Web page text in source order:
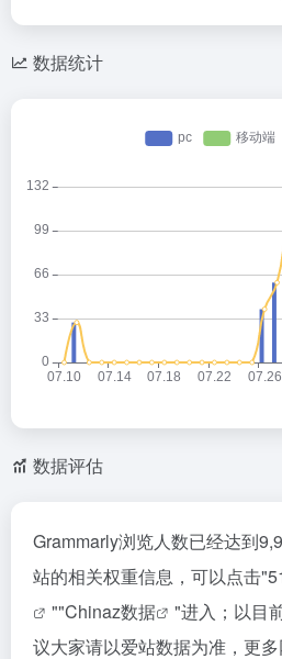
数据统计
数据评估
Grammarly浏览人数已经达到
站的相关权重信息，可以点击"
""Chinaz数据
"进入；以目
议大家请以爱站数据为准，更